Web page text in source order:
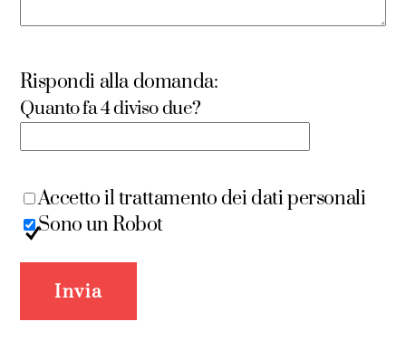
Rispondi alla domanda:
Quanto fa 4 diviso due?
Accetto il trattamento dei dati personali
Sono un Robot